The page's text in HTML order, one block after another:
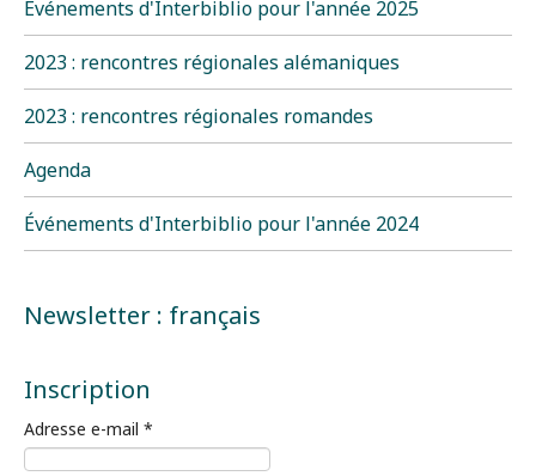
Événements d'Interbiblio pour l'année 2025
2023 : rencontres régionales alémaniques
2023 : rencontres régionales romandes
Agenda
Événements d'Interbiblio pour l'année 2024
Newsletter : français
Inscription
Adresse e-mail *